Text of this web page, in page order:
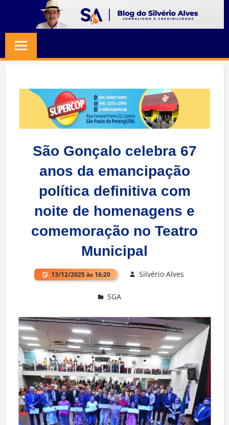
content
SILVERIO
ALVES
Jornalismo
Credibilidade
São Gonçalo celebra 67
anos da emancipação
política definitiva com
noite de homenagens e
comemoração no Teatro
Municipal
13/12/2025 às 16:20 Silvério Alves
SGA